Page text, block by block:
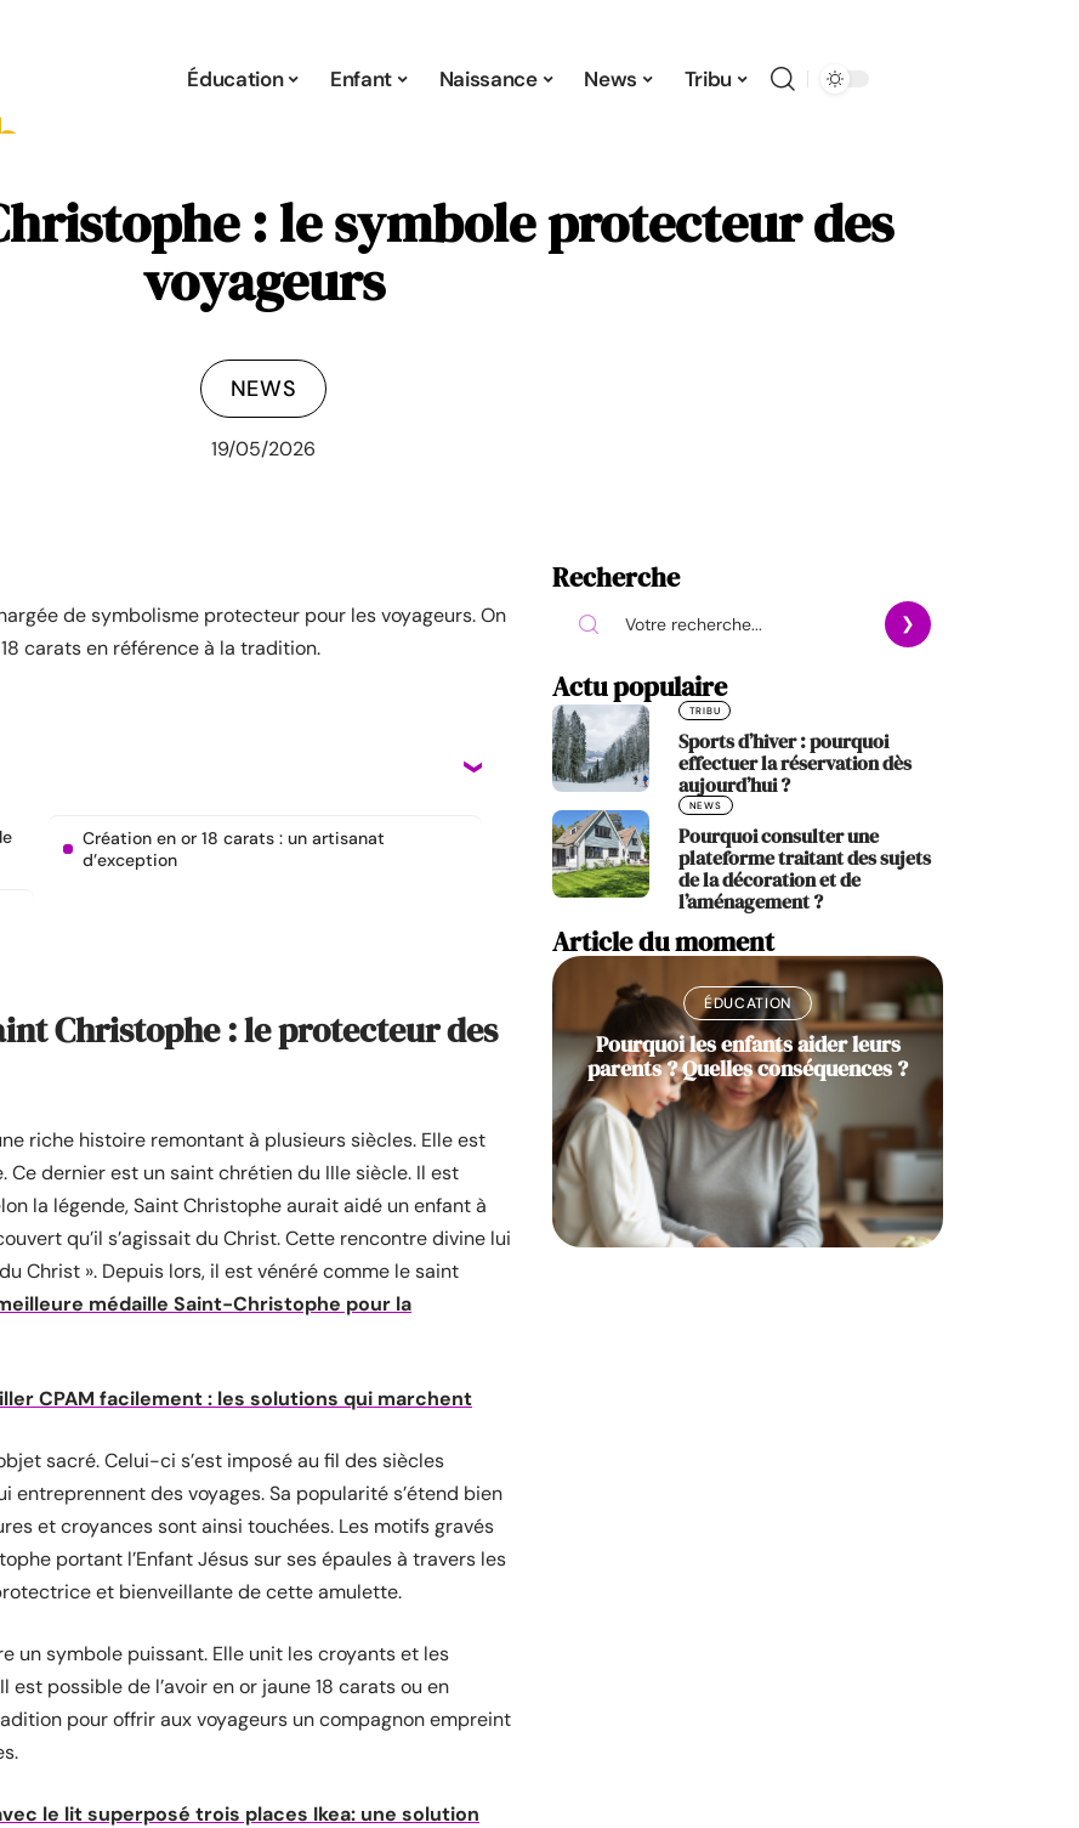
Éducation Enfant Naissance News Tribu
: le symbole protecteur des
voyageurs
NEWS
19/05/2026
de symbolisme protecteur pour les voyageurs. On
carats en référence à la tradition.
Création en or 18 carats : un artisanat
d’exception
Christophe : le protecteur des
riche histoire remontant à plusieurs siècles. Elle est
dernier est un saint chrétien du IIIe siècle. Il est
la légende, Saint Christophe aurait aidé un enfant à
qu’il s’agissait du Christ. Cette rencontre divine lui
Christ ». Depuis lors, il est vénéré comme le saint
médaille Saint-Christophe pour la
CPAM facilement : les solutions qui marchent
sacré. Celui-ci s’est imposé au fil des siècles
des voyages. Sa popularité s’étend bien
et croyances sont ainsi touchées. Les motifs gravés
portant l’Enfant Jésus sur ses épaules à travers les
et bienveillante de cette amulette.
un symbole puissant. Elle unit les croyants et les
possible de l’avoir en or jaune 18 carats ou en
pour offrir aux voyageurs un compagnon empreint
le lit superposé trois places Ikea: une solution
Recherche
Actu populaire
TRIBU
Sports d’hiver : pourquoi
effectuer la réservation dès
aujourd’hui ?
NEWS
Pourquoi consulter une
plateforme traitant des sujets
de la décoration et de
l’aménagement ?
Article du moment
ÉDUCATION
Pourquoi les enfants aider leurs
parents ? Quelles conséquences ?